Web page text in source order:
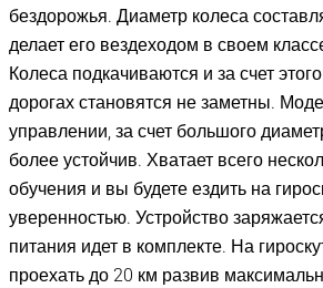
бездорожья. Диаметр колеса
делает его вездеходом в своем
Колеса подкачиваются и за счет
дорогах становятся не заметны.
управлении, за счет большого
более устойчив. Хватает всего
обучения и вы будете ездить на
уверенностью. Устройство
питания идет в комплекте. На
проехать до 20 км развив